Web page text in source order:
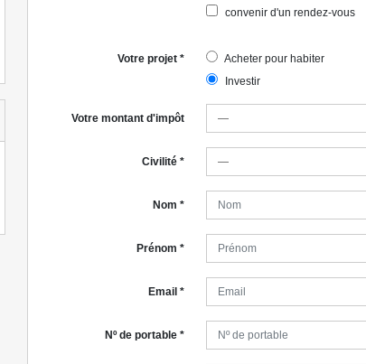
convenir d'un rendez-vous
Votre projet *
Acheter pour habiter
Investir
Votre montant d'impôt
Civilité *
Nom *
Prénom *
Email *
Nº de portable *